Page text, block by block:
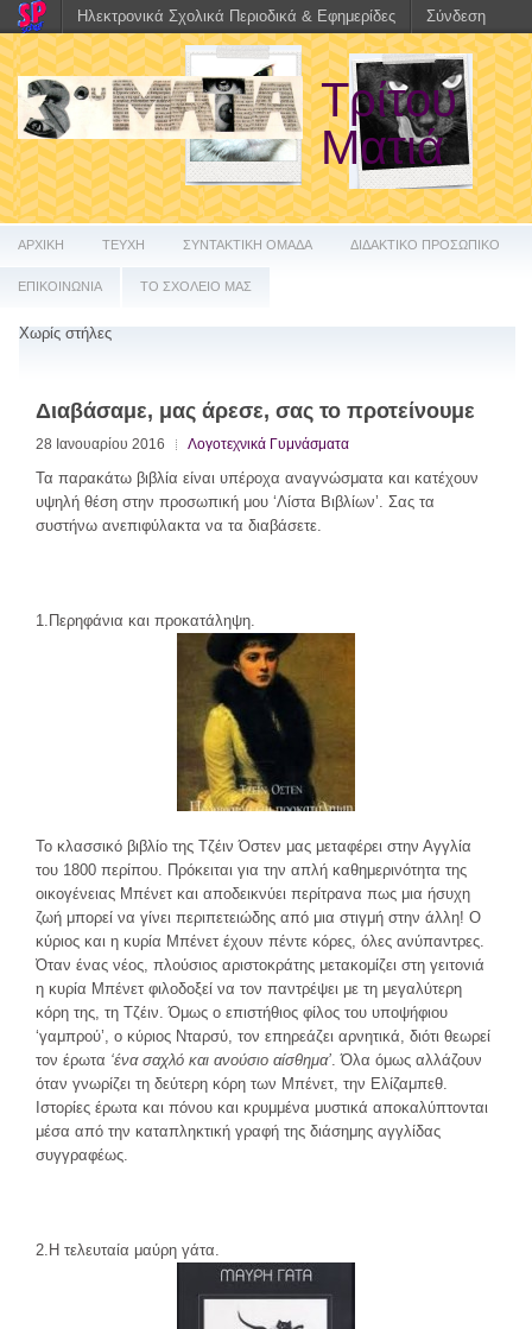
Τρίτου
Ματιά
ΑΡΧΙΚΗ ΤΕΥΧΗ ΣΥΝΤΑΚΤΙΚΗ ΟΜΑΔΑ ΔΙΔΑΚΤΙΚΟ ΠΡΟΣΩΠΙΚΟ
ΕΠΙΚΟΙΝΩΝΙΑ ΤΟ ΣΧΟΛΕΙΟ ΜΑΣ
Χωρίς στήλες
Διαβάσαμε, μας άρεσε, σας το προτείνουμε
28 Ιανουαρίου 2016 Λογοτεχνικά Γυμνάσματα
Τα παρακάτω βιβλία είναι υπέροχα αναγνώσματα και κατέχουν
υψηλή θέση στην προσωπική μου ‘Λίστα Βιβλίων’. Σας τα
συστήνω ανεπιφύλακτα να τα διαβάσετε.
1.Περηφάνια και προκατάληψη.
Το κλασσικό βιβλίο της Τζέιν Όστεν μας μεταφέρει στην Αγγλία
του 1800 περίπου. Πρόκειται για την απλή καθημερινότητα της
οικογένειας Μπένετ και αποδεικνύει περίτρανα πως μια ήσυχη
ζωή μπορεί να γίνει περιπετειώδης από μια στιγμή στην άλλη! Ο
κύριος και η κυρία Μπένετ έχουν πέντε κόρες, όλες ανύπαντρες.
Όταν ένας νέος, πλούσιος αριστοκράτης μετακομίζει στη γειτονιά
η κυρία Μπένετ φιλοδοξεί να τον παντρέψει με τη μεγαλύτερη
κόρη της, τη Τζέιν. Όμως ο επιστήθιος φίλος του υποψήφιου
‘γαμπρού’, ο κύριος Νταρσύ, τον επηρεάζει αρνητικά, διότι θεωρεί
τον έρωτα ‘ένα σαχλό και ανούσιο αίσθημα’. Όλα όμως αλλάζουν
όταν γνωρίζει τη δεύτερη κόρη των Μπένετ, την Ελίζαμπεθ.
Ιστορίες έρωτα και πόνου και κρυμμένα μυστικά αποκαλύπτονται
μέσα από την καταπληκτική γραφή της διάσημης αγγλίδας
συγγραφέως.
2.Η τελευταία μαύρη γάτα.
Ηλεκτρονικά Σχολικά Περιοδικά & Εφημερίδες Σύνδεση